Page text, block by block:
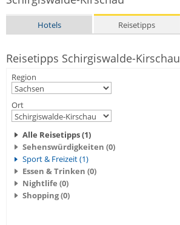
Hotels Reisetipps
Reisetipps Schirgiswalde-Kirschau
Region
Ort
Alle Reisetipps (1)
Sehenswürdigkeiten (0)
Sport & Freizeit (1)
Essen & Trinken (0)
Nightlife (0)
Shopping (0)